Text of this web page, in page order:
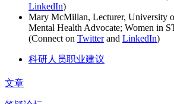
LinkedIn)
Mary McMillan, Lecturer, University
Mental Health Advocate; Women in
(Connect on Twitterand LinkedIn)
科研人员职业建议
文章